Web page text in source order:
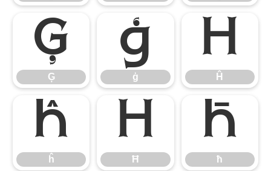
Ģ
Ģ
ģ
ģ
Ĥ
Ĥ
ĥ
ĥ
Ħ
Ħ
ħ
ħ